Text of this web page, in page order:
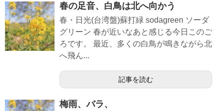
春の足音、白鳥は北へ向かう
春・日光(台湾盤)蘇打緑 sodagreen ソーダ
グリーン 春が近いなあと感じる今日このご
ろです。 最近、多くの白鳥が鳴きながら北
へ飛ん...
記事を読む
梅雨、バラ、